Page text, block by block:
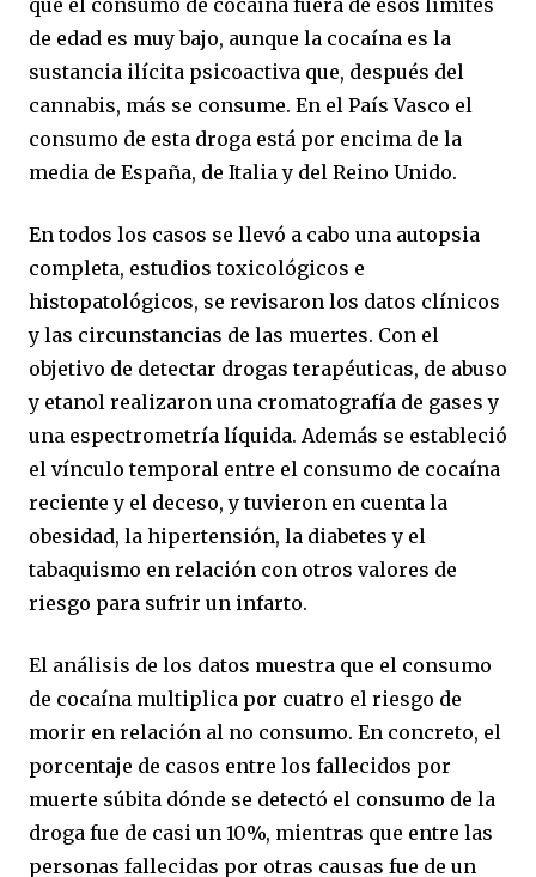
que el consumo de cocaína fuera de esos límites
de edad es muy bajo, aunque la cocaína es la
sustancia ilícita psicoactiva que, después del
cannabis, más se consume. En el País Vasco el
consumo de esta droga está por encima de la
media de España, de Italia y del Reino Unido.
En todos los casos se llevó a cabo una autopsia
completa, estudios toxicológicos e
histopatológicos, se revisaron los datos clínicos
y las circunstancias de las muertes. Con el
objetivo de detectar drogas terapéuticas, de abuso
y etanol realizaron una cromatografía de gases y
una espectrometría líquida. Además se estableció
el vínculo temporal entre el consumo de cocaína
reciente y el deceso, y tuvieron en cuenta la
obesidad, la hipertensión, la diabetes y el
tabaquismo en relación con otros valores de
riesgo para sufrir un infarto.
El análisis de los datos muestra que el consumo
de cocaína multiplica por cuatro el riesgo de
morir en relación al no consumo. En concreto, el
porcentaje de casos entre los fallecidos por
muerte súbita dónde se detectó el consumo de la
droga fue de casi un 10%, mientras que entre las
personas fallecidas por otras causas fue de un